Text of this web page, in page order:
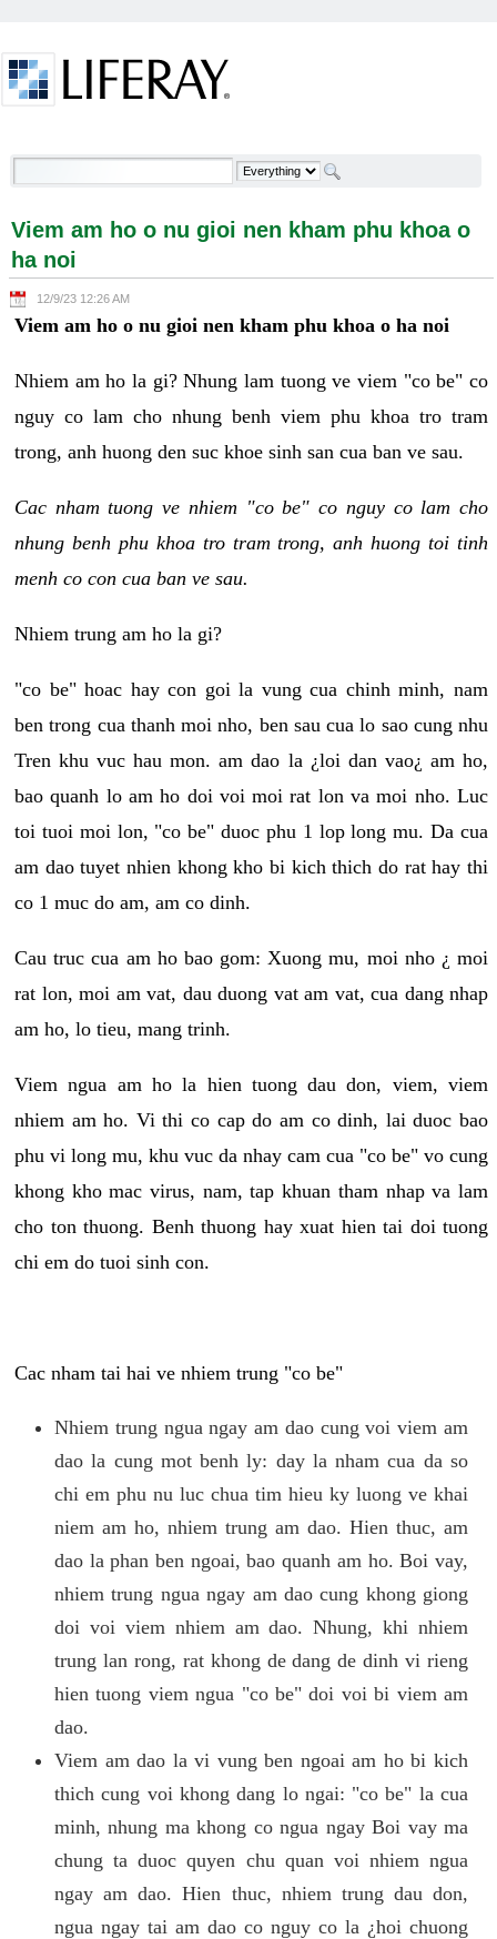
Viem am ho o nu gioi nen kham phu khoa o ha noi -
Viem am ho o nu gioi nen kham phu khoa o
ha noi
12/9/23 12:26 AM
Viem am ho o nu gioi nen kham phu khoa o ha noi
Nhiem am ho la gi? Nhung lam tuong ve viem "co be" co
nguy co lam cho nhung benh viem phu khoa tro tram
trong, anh huong den suc khoe sinh san cua ban ve sau.
Cac nham tuong ve nhiem "co be" co nguy co lam cho
nhung benh phu khoa tro tram trong, anh huong toi tinh
menh co con cua ban ve sau.
Nhiem trung am ho la gi?
"co be" hoac hay con goi la vung cua chinh minh, nam
ben trong cua thanh moi nho, ben sau cua lo sao cung nhu
Tren khu vuc hau mon. am dao la ¿loi dan vao¿ am ho,
bao quanh lo am ho doi voi moi rat lon va moi nho. Luc
toi tuoi moi lon, "co be" duoc phu 1 lop long mu. Da cua
am dao tuyet nhien khong kho bi kich thich do rat hay thi
co 1 muc do am, am co dinh.
Cau truc cua am ho bao gom: Xuong mu, moi nho ¿ moi
rat lon, moi am vat, dau duong vat am vat, cua dang nhap
am ho, lo tieu, mang trinh.
Viem ngua am ho la hien tuong dau don, viem, viem
nhiem am ho. Vi thi co cap do am co dinh, lai duoc bao
phu vi long mu, khu vuc da nhay cam cua "co be" vo cung
khong kho mac virus, nam, tap khuan tham nhap va lam
cho ton thuong. Benh thuong hay xuat hien tai doi tuong
chi em do tuoi sinh con.
Cac nham tai hai ve nhiem trung "co be"
Nhiem trung ngua ngay am dao cung voi viem am
dao la cung mot benh ly: day la nham cua da so
chi em phu nu luc chua tim hieu ky luong ve khai
niem am ho, nhiem trung am dao. Hien thuc, am
dao la phan ben ngoai, bao quanh am ho. Boi vay,
nhiem trung ngua ngay am dao cung khong giong
doi voi viem nhiem am dao. Nhung, khi nhiem
trung lan rong, rat khong de dang de dinh vi rieng
hien tuong viem ngua "co be" doi voi bi viem am
dao.
Viem am dao la vi vung ben ngoai am ho bi kich
thich cung voi khong dang lo ngai: "co be" la cua
minh, nhung ma khong co ngua ngay Boi vay ma
chung ta duoc quyen chu quan voi nhiem ngua
ngay am dao. Hien thuc, nhiem trung dau don,
ngua ngay tai am dao co nguy co la ¿hoi chuong